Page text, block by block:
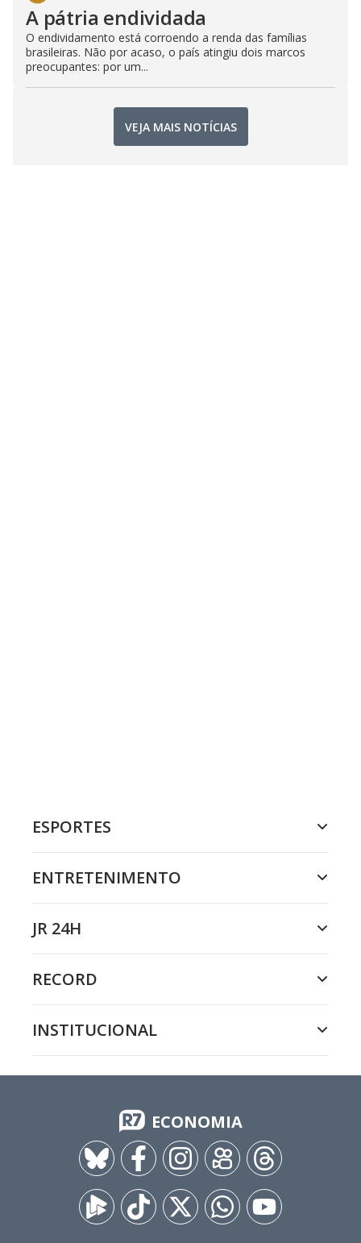
A pátria endividada
O endividamento está corroendo a renda das famílias
brasileiras. Não por acaso, o país atingiu dois marcos
preocupantes: por um...
VEJA MAIS NOTÍCIAS
ESPORTES
ENTRETENIMENTO
JR 24H
RECORD
INSTITUCIONAL
ECONOMIA